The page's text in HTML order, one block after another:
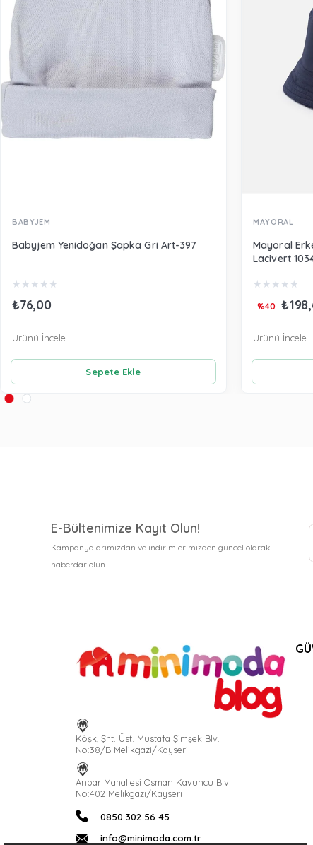
BABYJEM
Babyjem Yenidoğan Şapka Gri Art-397
★ ★ ★ ★ ★
₺76,00
Sepete Ekle
Ürünü İncele
MAYORAL
Mayoral
Lacivert
★ ★ ★ ★ ★
%40
Ürünü İncele
E-Bültenimize Kayıt Olun!
Kampanyalarımızdan ve indirimlerimizden güncel olarak
haberdar olun.
Köşk, Şht. Üst. Mustafa Şimşek Blv.
No:38/B Melikgazi/Kayseri
Anbar Mahallesi Osman Kavuncu Blv.
No:402 Melikgazi/Kayseri
0850 302 56 45
info@minimoda.com.tr